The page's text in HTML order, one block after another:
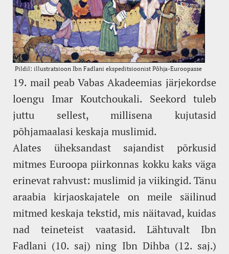
19. mail peab Vabas Akadeemias järjekordse
loengu Imar Koutchoukali. Seekord tuleb
juttu sellest, millisena kujutasid
põhjamaalasi keskaja muslimid.
Alates üheksandast sajandist põrkusid
mitmes Euroopa piirkonnas kokku kaks väga
erinevat rahvust: muslimid ja viikingid. Tänu
araabia kirjaoskajatele on meile säilinud
mitmed keskaja tekstid, mis näitavad, kuidas
nad teineteist vaatasid. Lähtuvalt Ibn
Fadlani (10. saj) ning Ibn Dihba (12. saj.)